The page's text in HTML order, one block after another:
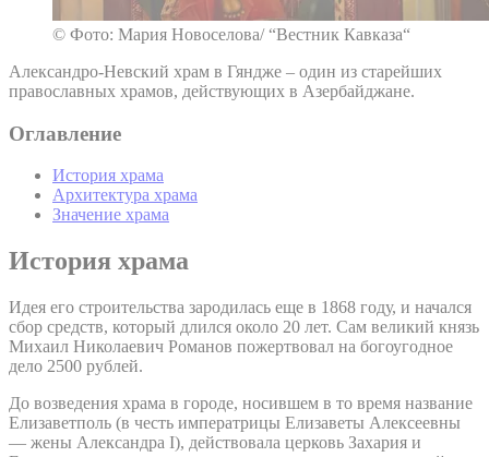
© Фото: Мария Новоселова/ “Вестник Кавказа“
Александро-Невский храм в Гяндже – один из старейших
православных храмов, действующих в Азербайджане.
Оглавление
История храма
Архитектура храма
Значение храма
История храма
Идея его строительства зародилась еще в 1868 году, и начался
сбор средств, который длился около 20 лет. Сам великий князь
Михаил Николаевич Романов пожертвовал на богоугодное
дело 2500 рублей.
До возведения храма в городе, носившем в то время название
Елизаветполь (в честь императрицы Елизаветы Алексеевны
— жены Александра I), действовала церковь Захария и